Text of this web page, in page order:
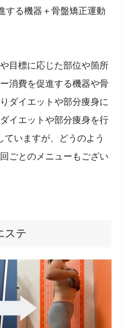
する機器＋骨盤矯正運動
目標に応じた部位や箇所
消費を促進する機器や骨
ダイエットや部分痩身に
イエットや部分痩身を行
ていますが、どうのよう
ごとのメニューもござい
ステ